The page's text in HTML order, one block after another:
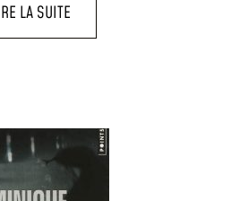
LA SUITE